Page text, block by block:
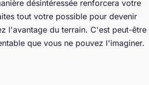
désintéressée renforcera votre
tout votre possible pour devenir
l'avantage du terrain. C'est peut-être
que vous ne pouvez l'imaginer.